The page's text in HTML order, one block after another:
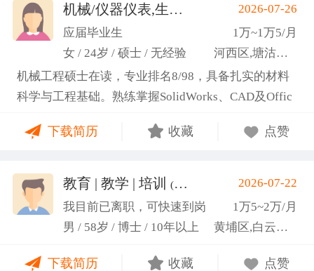
机械/仪器仪表,生产管理/研发 (高蕾)
2026-07-26
应届毕业生
1万~1万5/月
女 / 24岁 / 硕士 / 无经验
河西区,塘沽区,东丽区
机械工程硕士在读，专业排名8/98，具备扎实的材料
科学与工程基础。熟练掌握SolidWorks、CAD及Offic
2项天津市科研项目，擅长实验设计与数据分析;曾带
优秀的团队协作与沟通协调能力，责任心强，渴望将
科研严谨性融入实践工作中
下载简历 收藏 点赞
教育 | 教学 | 培训 (汤山文)
2026-07-22
我目前已离职，可快速到岗
1万5~2万/月
男 / 58岁 / 博士 / 10年以上
黄埔区,白云区,增城市
下载简历 收藏 点赞